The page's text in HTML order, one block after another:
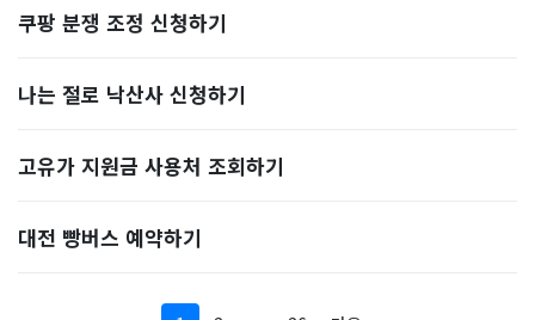
쿠팡 분쟁 조정 신청하기
나는 절로 낙산사 신청하기
고유가 지원금 사용처 조회하기
대전 빵버스 예약하기